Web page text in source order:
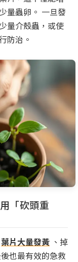
量蟲卵。 一旦發
量介殼蟲，或使
防治。
「砍頭重
葉片大量發黃 、掉
也最有效的急救